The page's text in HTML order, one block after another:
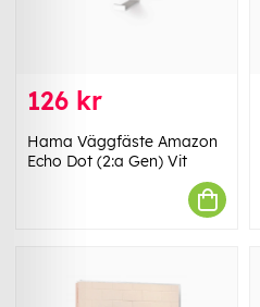
126 kr
Hama Väggfäste Amazon
Echo Dot (2:a Gen) Vit